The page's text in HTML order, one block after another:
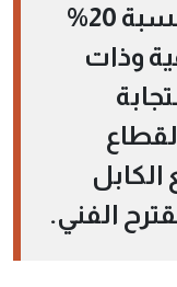
للمشتركين في العراق بنسبة 20%
وذات